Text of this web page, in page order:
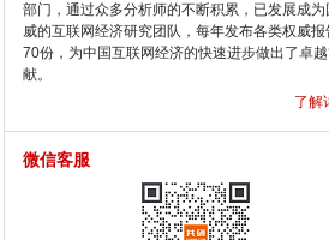
部门，通过众多分析师的不断积累，已发展成为
威的互联网经济研究团队，每年发布各类权威报
70份，为中国互联网经济的快速进步做出了卓
献。
了解
微信客服